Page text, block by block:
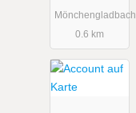
Niederrhein
Mönchengladbach
0.6 km